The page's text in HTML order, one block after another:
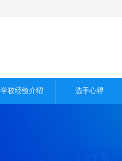
学校经验介绍 选手心得